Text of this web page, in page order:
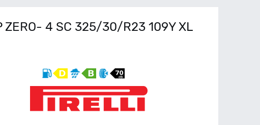
ZERO- 4 SC 325/30/R23 109Y XL